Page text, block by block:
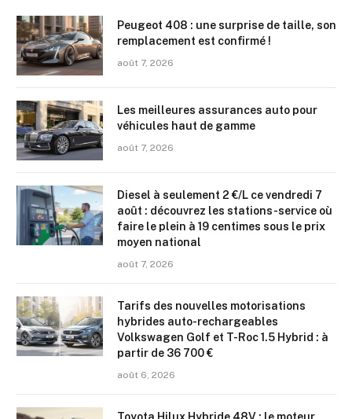
Peugeot 408 : une surprise de taille, son
remplacement est confirmé !
août 7, 2026
Les meilleures assurances auto pour
véhicules haut de gamme
août 7, 2026
Diesel à seulement 2 €/L ce vendredi 7
août : découvrez les stations-service où
faire le plein à 19 centimes sous le prix
moyen national
août 7, 2026
Tarifs des nouvelles motorisations
hybrides auto-rechargeables
Volkswagen Golf et T-Roc 1.5 Hybrid : à
partir de 36 700 €
août 6, 2026